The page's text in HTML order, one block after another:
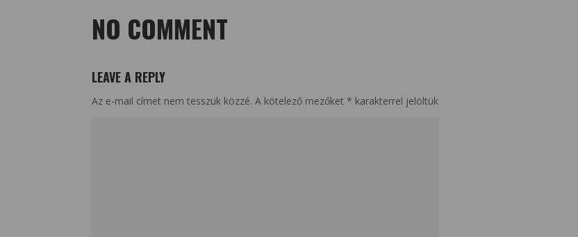
NO COMMENT
LEAVE A REPLY
Az e-mail címet nem tesszük közzé. A kötelező mezőket * karakterrel jelöltük